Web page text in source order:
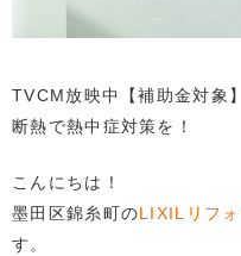
TVCM放映中【補助金対象
断熱で熱中症対策を！
こんにちは！
墨田区錦糸町のLIXILリフ
す。